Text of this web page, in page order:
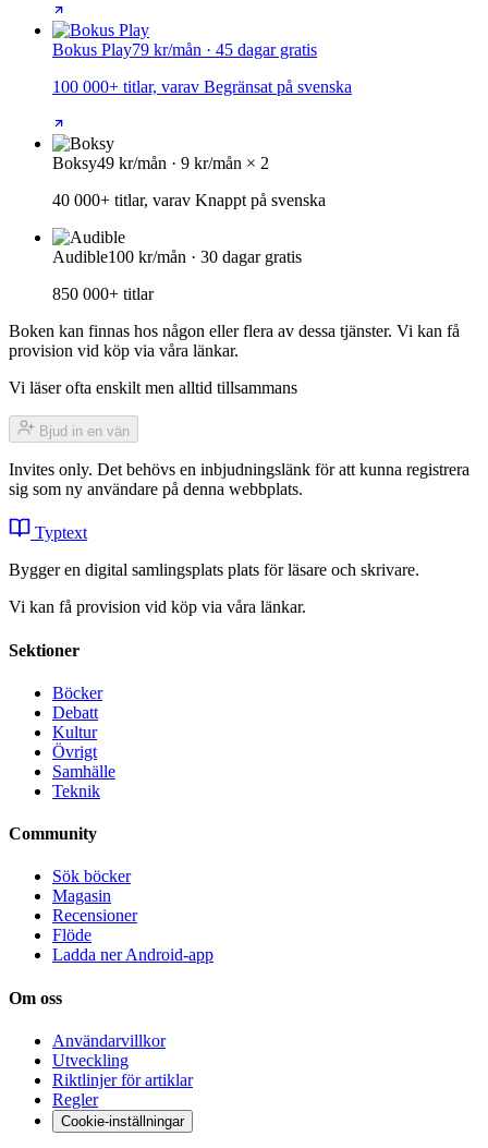
Bokus Play79 kr/mån · 45 dagar gratis
100 000+ titlar, varav Begränsat på svenska
Boksy49 kr/mån · 9 kr/mån × 2
40 000+ titlar, varav Knappt på svenska
Audible100 kr/mån · 30 dagar gratis
850 000+ titlar
Boken kan finnas hos någon eller flera av dessa tjänster. Vi kan få
provision vid köp via våra länkar.
Vi läser ofta enskilt men alltid tillsammans
Bjud in en vän
Invites only. Det behövs en inbjudningslänk för att kunna registrera
sig som ny användare på denna webbplats.
Typtext
Bygger en digital samlingsplats plats för läsare och skrivare.
Vi kan få provision vid köp via våra länkar.
Sektioner
Böcker
Debatt
Kultur
Övrigt
Samhälle
Teknik
Community
Sök böcker
Magasin
Recensioner
Flöde
Ladda ner Android-app
Om oss
Användarvillkor
Utveckling
Riktlinjer för artiklar
Regler
Cookie-inställningar